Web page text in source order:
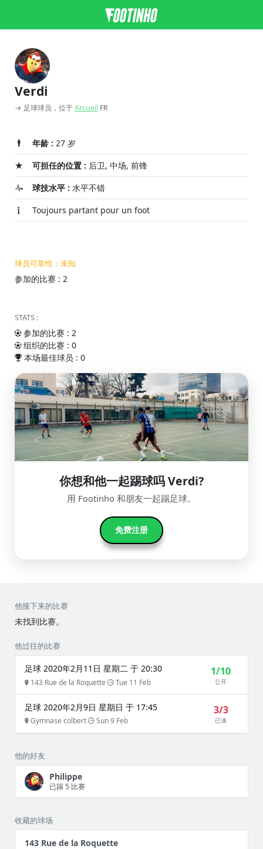
Verdi
→ 足球球员，位于Arcueil FR
年龄 : 27 岁
可担任的位置 : 后卫, 中场, 前锋
球技水平 : 水平不错
Toujours partant pour un foot
球员可靠性：未知
参加的比赛 : 2
STATS :
参加的比赛 : 2
组织的比赛 : 0
本场最佳球员 : 0
你想和他一起踢球吗 Verdi?
用 Footinho 和朋友一起踢足球。
免费注册
他接下来的比赛
未找到比赛。
他过往的比赛
足球 2020年2月11日 星期二 于 20:30
143 Rue de la Roquette Tue 11 Feb
1/10
公开
足球 2020年2月9日 星期日 于 17:45
Gymnase colbert Sun 9 Feb
3/3
已满
他的好友
Philippe
已踢 5 比赛
收藏的球场
143 Rue de la Roquette